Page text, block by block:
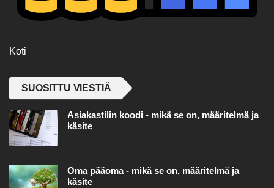
Koti
SUOSITTU VIESTIÄ
Asiakastilin koodi - mikä se on, määritelmä ja
käsite
Oma pääoma - mikä se on, määritelmä ja
käsite